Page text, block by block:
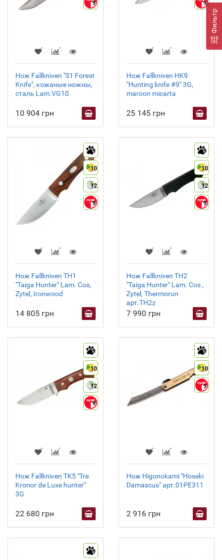
Фильтр
9
Нож Fallkniven "S1 Forest
Knife", кожаные ножны,
сталь Lam.VG10
10 904 грн
9
Нож Fallkniven HK9
"Hunting knife #9" 3G,
maroon micarta
25 145 грн
9
10
12
9
Нож Fallkniven TH1
"Taiga Hunter" Lam. Cos,
Zytel, Ironwood
14 805 грн
9
10
12
9
Нож Fallkniven TH2
"Taiga Hunter" Lam. Cos ,
Zytel, Thermorun
арт.TH2z
7 990 грн
9
10
12
9
Нож Fallkniven ТК5 "Tre
Kronor de Luxe hunter"
3G
22 680 грн
9
10
9
Нож Higonokami "Hoseki
Damascus" арт.01PE311
2 916 грн
9